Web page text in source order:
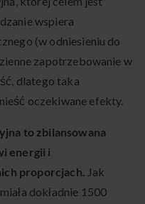
wspiera
(w odniesieniu do
zapotrzebowanie w
dlatego taka
oczekiwane efekty.
to zbilansowana
energii i
proporcjach. Jak
dokładnie 1500